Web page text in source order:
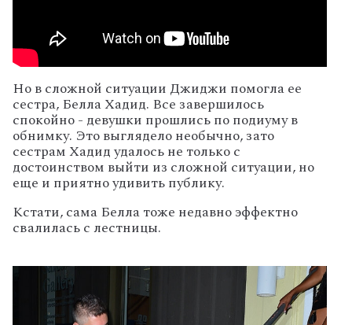
Но в сложной ситуации Джиджи помогла ее
сестра, Белла Хадид. Все завершилось
спокойно - девушки прошлись по подиуму в
обнимку. Это выглядело необычно, зато
сестрам Хадид удалось не только с
достоинством выйти из сложной ситуации, но
еще и приятно удивить публику.
Кстати, сама Белла тоже недавно эффектно
свалилась с лестницы.